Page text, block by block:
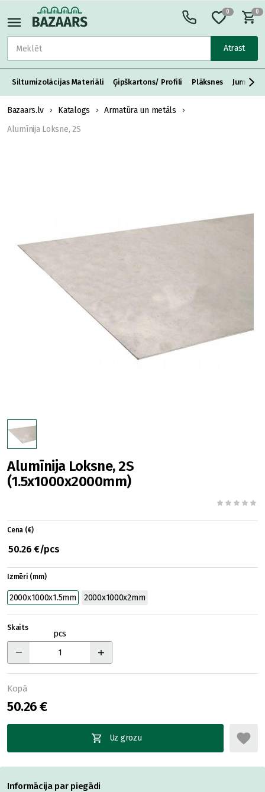
Atrast
0 0
Siltumizolācijas Materiāli Ģipškartons/ Profili Plāksnes Jumta
Bazaars.lv Katalogs
Armatūra un metāls
Alumīnija Loksne, 2S
Alumīnija Loksne, 2S
(1.5x1000x2000mm)
Cena (€)
50.26 €/pcs
Izmēri (mm)
2000x1000x1.5mm 2000x1000x2mm
Skaits
pcs
Kopā
50.26 €
Uz grozu
Informācija par piegādi